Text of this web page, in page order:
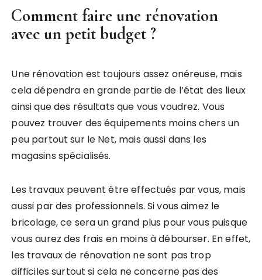
Comment faire une rénovation
avec un petit budget ?
Une rénovation est toujours assez onéreuse, mais
cela dépendra en grande partie de l’état des lieux
ainsi que des résultats que vous voudrez. Vous
pouvez trouver des équipements moins chers un
peu partout sur le Net, mais aussi dans les
magasins spécialisés.
Les travaux peuvent être effectués par vous, mais
aussi par des professionnels. Si vous aimez le
bricolage, ce sera un grand plus pour vous puisque
vous aurez des frais en moins à débourser. En effet,
les travaux de rénovation ne sont pas trop
difficiles surtout si cela ne concerne pas des